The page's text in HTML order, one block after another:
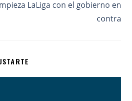
LaLiga con el gobierno en
contra